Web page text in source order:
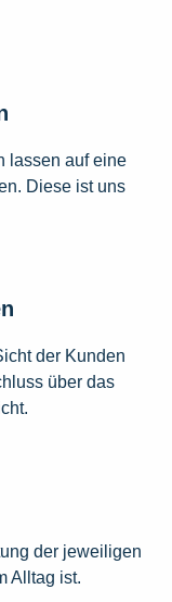
lassen auf eine
Diese ist uns
der Kunden
über das
der jeweiligen
Alltag ist.